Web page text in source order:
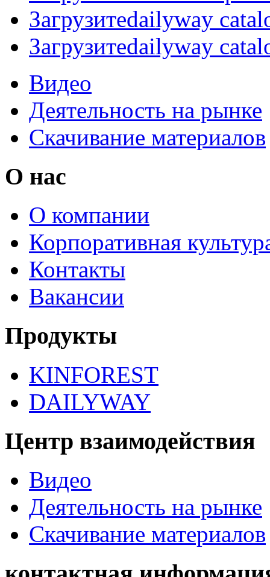
Загрузитеdailyway
Загрузитеdailyway
Видео
Деятельность на рынке
Скачивание материалов
О нас
О компании
Корпоративная
Контакты
Вакансии
Продукты
KINFOREST
DAILYWAY
Центр взаимодействия
Видео
Деятельность на рынке
Скачивание материалов